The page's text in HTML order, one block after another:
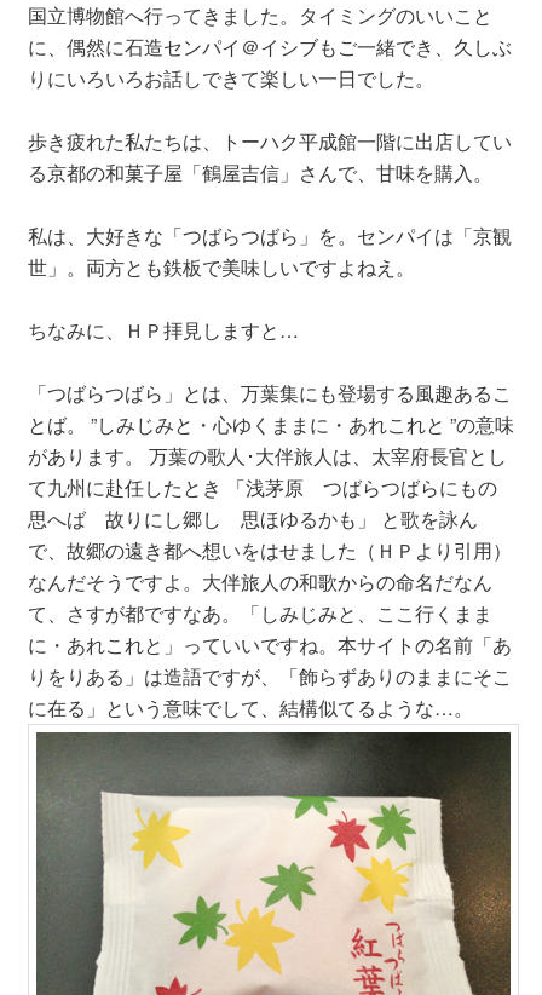
国立博物館へ行ってきました。タイミングのいいこと
に、偶然に石造センパイ＠イシブもご一緒でき、久しぶ
りにいろいろお話しできて楽しい一日でした。
歩き疲れた私たちは、トーハク平成館一階に出店してい
る京都の和菓子屋「鶴屋吉信」さんで、甘味を購入。
私は、大好きな「つばらつばら」を。センパイは「京観
世」。両方とも鉄板で美味しいですよねえ。
ちなみに、ＨＰ拝見しますと…
「つばらつばら」とは、万葉集にも登場する風趣あるこ
とば。 ”しみじみと・心ゆくままに・あれこれと ”の意味
があります。 万葉の歌人･大伴旅人は、太宰府長官とし
て九州に赴任したとき 「浅茅原 つばらつばらにもの
思へば 故りにし郷し 思ほゆるかも」 と歌を詠ん
で、故郷の遠き都へ想いをはせました（ＨＰより引用）
なんだそうですよ。大伴旅人の和歌からの命名だなん
て、さすが都ですなあ。「しみじみと、ここ行くまま
に・あれこれと」っていいですね。本サイトの名前「あ
りをりある」は造語ですが、「飾らずありのままにそこ
に在る」という意味でして、結構似てるような…。